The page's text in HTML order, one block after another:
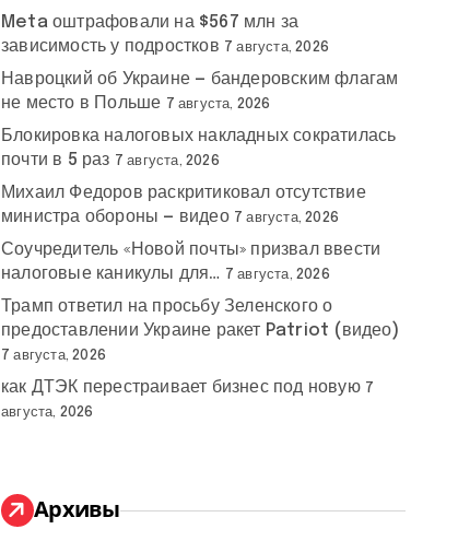
Meta оштрафовали на $567 млн за
зависимость у подростков 7 августа, 2026
Навроцкий об Украине — бандеровским флагам
не место в Польше 7 августа, 2026
Блокировка налоговых накладных сократилась
почти в 5 раз 7 августа, 2026
Михаил Федоров раскритиковал отсутствие
министра обороны — видео 7 августа, 2026
Соучредитель «Новой почты» призвал ввести
налоговые каникулы для… 7 августа, 2026
Трамп ответил на просьбу Зеленского о
предоставлении Украине ракет Patriot (видео)
7 августа, 2026
как ДТЭК перестраивает бизнес под новую 7
августа, 2026
Архивы